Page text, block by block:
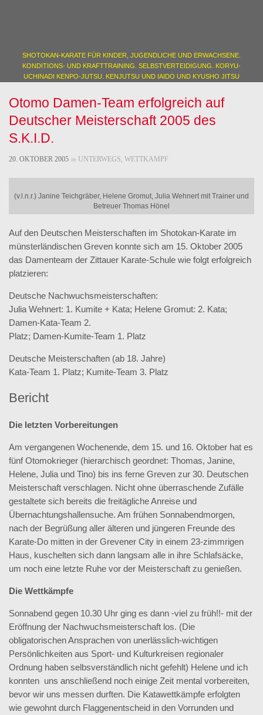
SHOTOKAN-KARATE FÜR KINDER, JUGENDLICHE UND ERWACHSENE.
KONDITIONS- UND KRAFTTRAINING. SELBSTVERTEIDIGUNG. KORYU-
UCHINADI KENPO-JUTSU. KENJUTSU UND IAIDO UND KYUSHO JITSU
Otomo Damen-Team erfolgreich auf
Deutscher Meisterschaft 2005 des
S.K.I.D.
20. OKTOBER 2005 in UNTERWEGS, WETTKAMPF
(v.l.n.r.) Janine Teichgräber, Helene Gromut, Julia Wehnert mit Trainer und
Betreuer Thomas Hönel
Auf den Deutschen Meisterschaften im Shotokan-Karate im
münsterländischen Greven konnte sich am 15. Oktober 2005
das Damenteam der Zittauer Karate-Schule wie folgt erfolgreich
platzieren:
Deutsche Nachwuchsmeisterschaften:
Julia Wehnert: 1. Kumite + Kata; Helene Gromut: 2. Kata;
Damen-Kata-Team 2.
Platz; Damen-Kumite-Team 1. Platz
Deutsche Meisterschaften (ab 18. Jahre)
Kata-Team 1. Platz; Kumite-Team 3. Platz
Bericht
Die letzten Vorbereitungen
Am vergangenen Wochenende, dem 15. und 16. Oktober hat es
fünf Otomokrieger (hierarchisch geordnet: Thomas, Janine,
Helene, Julia und Tino) bis ins ferne Greven zur 30. Deutschen
Meisterschaft verschlagen. Nicht ohne überraschende Zufälle
gestaltete sich bereits die freitägliche Anreise und
Übernachtungshallensuche. Am frühen Sonnabendmorgen,
nach der Begrüßung aller älteren und jüngeren Freunde des
Karate-Do mitten in der Grevener City in einem 23-zimmrigen
Haus, kuschelten sich dann langsam alle in ihre Schlafsäcke,
um noch eine letzte Ruhe vor der Meisterschaft zu genießen.
Die Wettkämpfe
Sonnabend gegen 10.30 Uhr ging es dann -viel zu früh!!- mit der
Eröffnung der Nachwuchsmeisterschaft los. (Die
obligatorischen Ansprachen von unerlässlich-wichtigen
Persönlichkeiten aus Sport- und Kulturkreisen regionaler
Ordnung haben selbsverständlich nicht gefehlt) Helene und ich
konnten uns anschließend noch einige Zeit mental vorbereiten,
bevor wir uns messen durften. Die Katawettkämpfe erfolgten
wie gewohnt durch Flaggenentscheid in den Vorrunden und